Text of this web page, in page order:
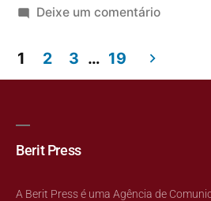
Deixe um comentário
1 2 3 … 19
Berit Press
A Berit Press é uma Agência de